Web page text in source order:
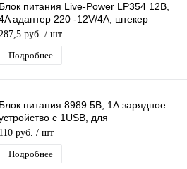
Блок питания Live-Power LP354 12В,
адаптер 220 -12V/4A, штекер
5.5*2,5 мм
руб. / шт
Подробнее
Блок питания 8989 5В, 1А зарядное
с 1USB, для
планшета,телефона,плеера,GPS-
навигатора
110 руб. / шт
Подробнее